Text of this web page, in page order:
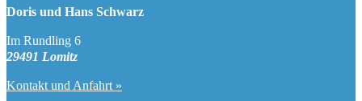
Doris und Hans Schwarz
Im Rundling 6
29491 Lomitz
Kontakt und Anfahrt »